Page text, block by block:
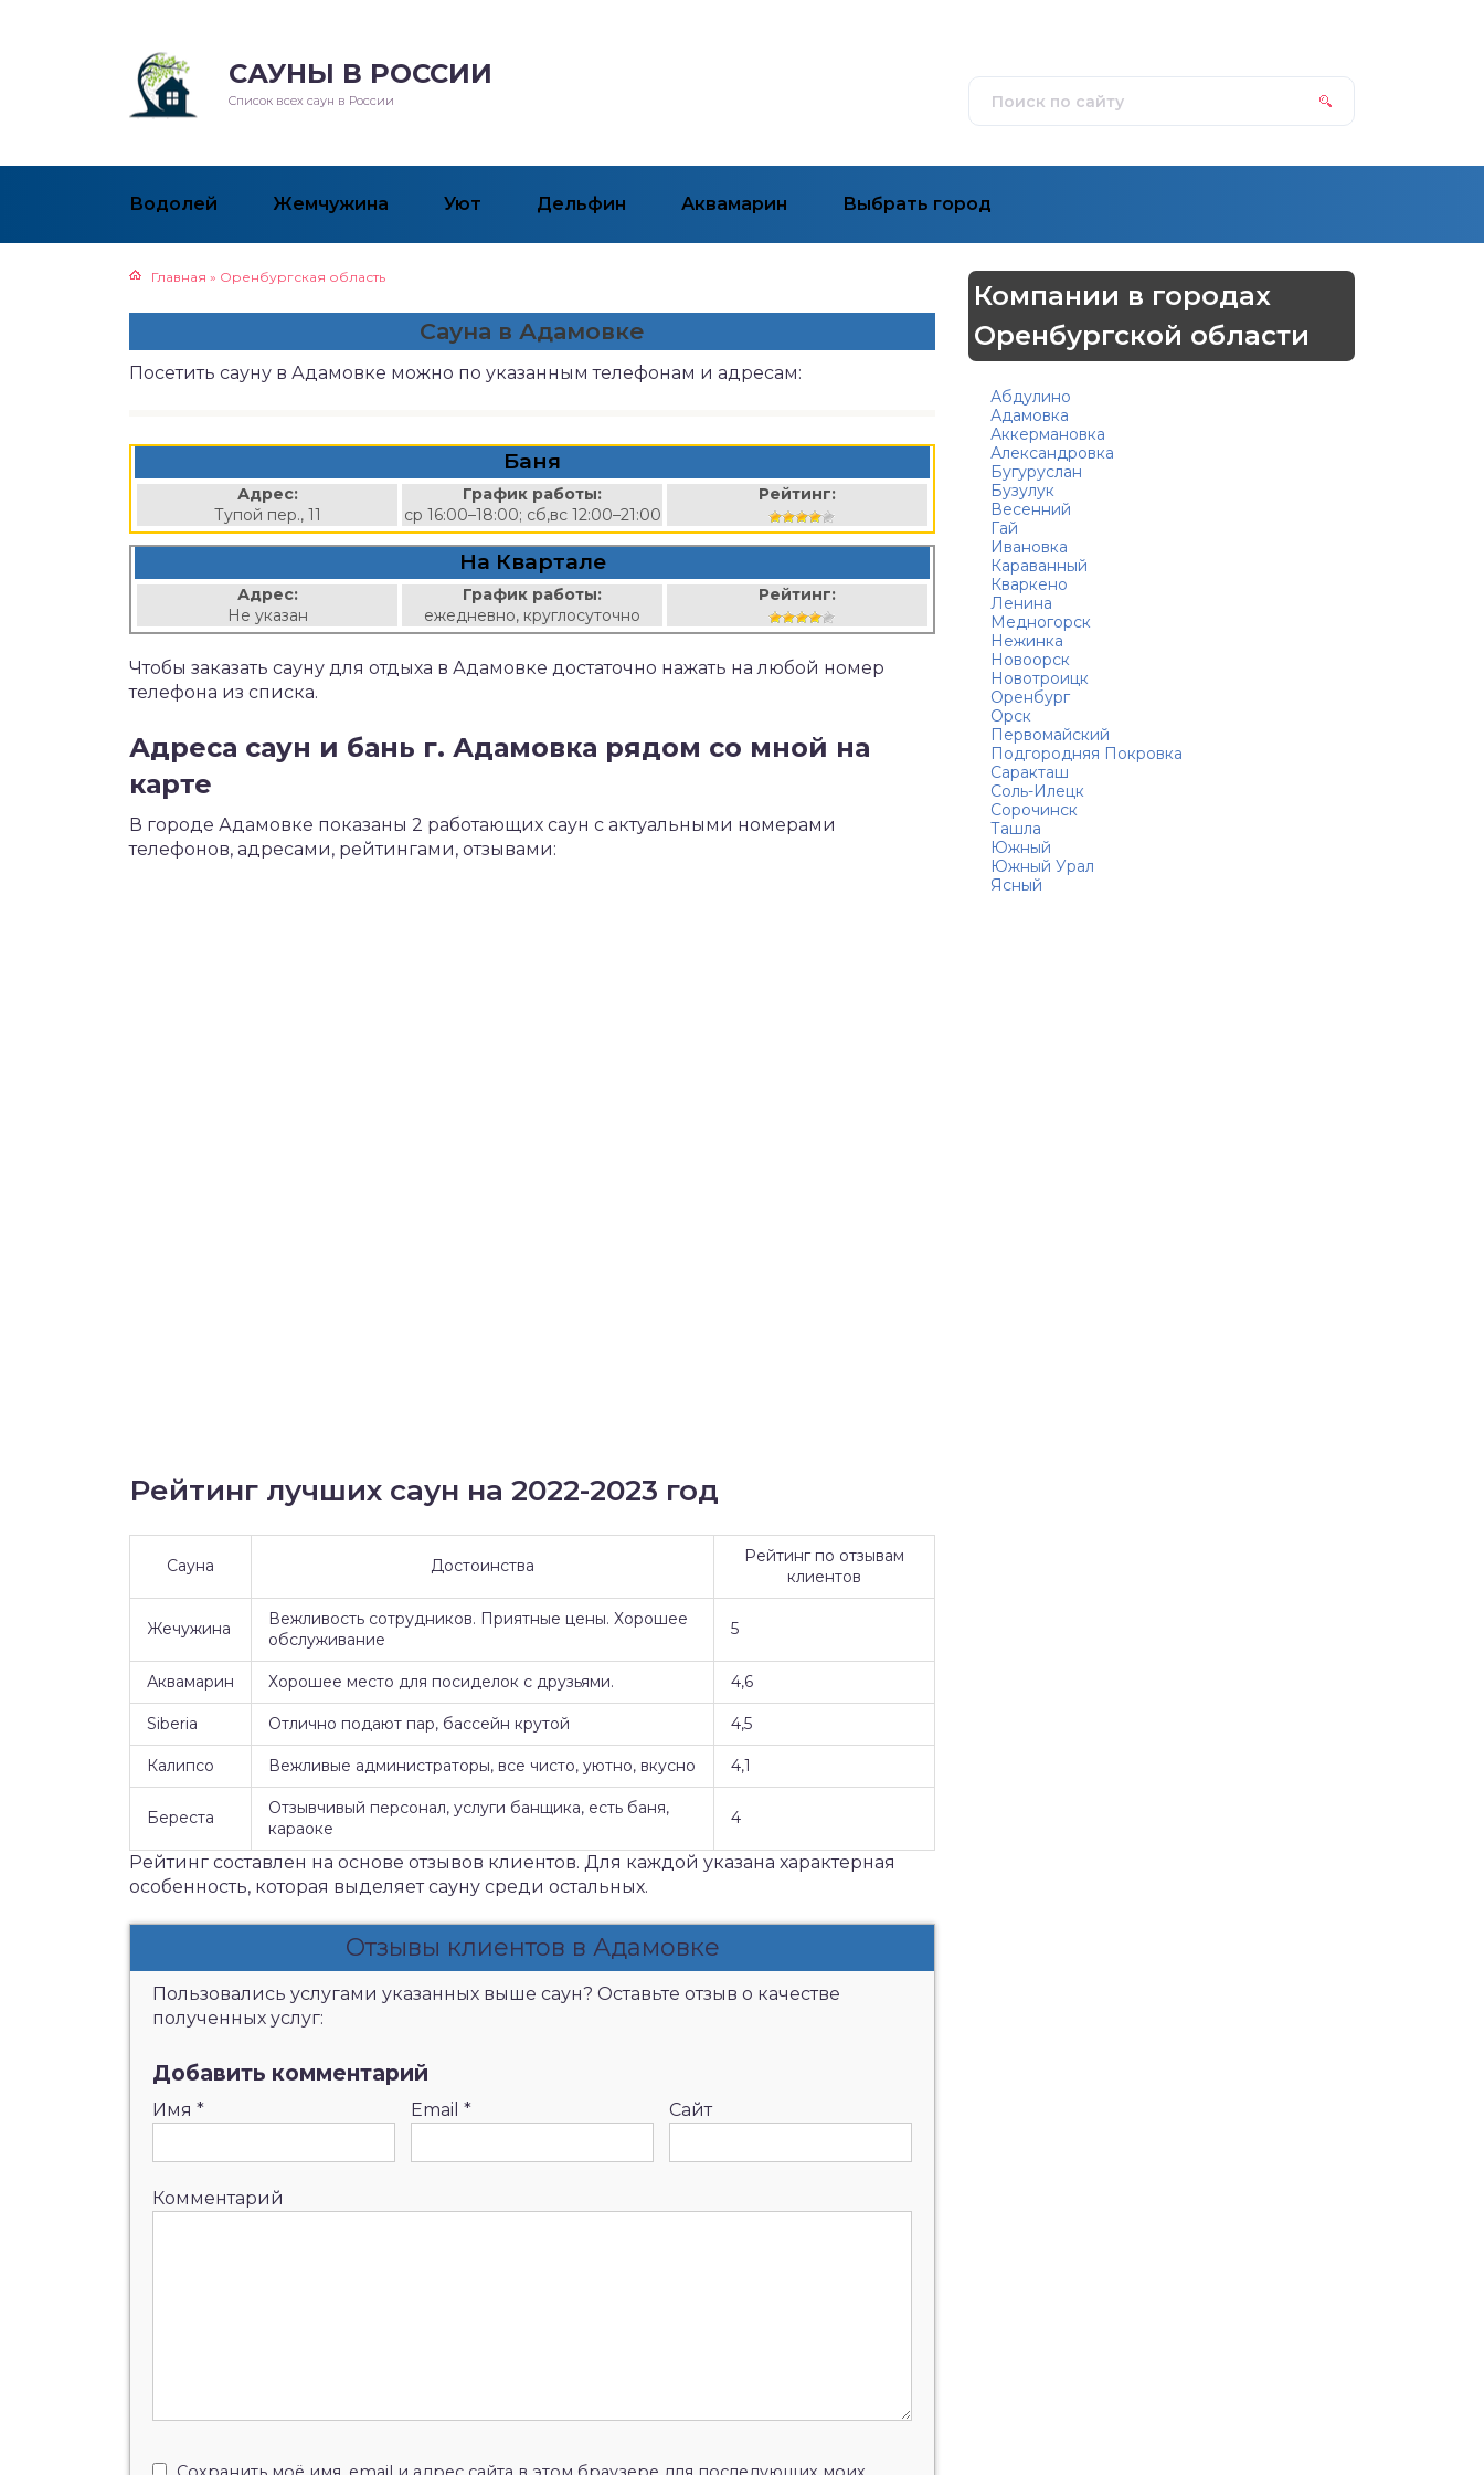
САУНЫ В РОССИИ
Список всех саун в России
Водолей Жемчужина Уют Дельфин Аквамарин Выбрать город
Главная » Оренбургская область
Сауна в Адамовке
Посетить сауну в Адамовке можно по указанным телефонам и адресам:
Баня
Адрес:
Тупой пер., 11
График работы:
ср 16:00–18:00; сб,вс 12:00–21:00
Рейтинг:
На Квартале
Адрес:
Не указан
График работы:
ежедневно, круглосуточно
Рейтинг:
Чтобы заказать сауну для отдыха в Адамовке достаточно нажать на любой номер
телефона из списка.
Адреса саун и бань г. Адамовка рядом со мной на
карте
В городе Адамовке показаны 2 работающих саун с актуальными номерами
телефонов, адресами, рейтингами, отзывами:
Рейтинг лучших саун на 2022-2023 год
Сауна Достоинства
Рейтинг по отзывам
клиентов
Жечужина
Вежливость сотрудников. Приятные цены. Хорошее
обслуживание
5
Аквамарин Хорошее место для посиделок с друзьями. 4,6
Siberia Отлично подают пар, бассейн крутой 4,5
Калипсо Вежливые администраторы, все чисто, уютно, вкусно 4,1
Береста
Отзывчивый персонал, услуги банщика, есть баня,
караоке
4
Рейтинг составлен на основе отзывов клиентов. Для каждой указана характерная
особенность, которая выделяет сауну среди остальных.
Отзывы клиентов в Адамовке
Пользовались услугами указанных выше саун? Оставьте отзыв о качестве
полученных услуг:
Добавить комментарий
Имя * Email * Сайт
Комментарий
Компании в городах
Оренбургской области
Абдулино
Адамовка
Аккермановка
Александровка
Бугуруслан
Бузулук
Весенний
Гай
Ивановка
Караванный
Кваркено
Ленина
Медногорск
Нежинка
Новоорск
Новотроицк
Оренбург
Орск
Первомайский
Подгородняя Покровка
Саракташ
Соль-Илецк
Сорочинск
Ташла
Южный
Южный Урал
Ясный